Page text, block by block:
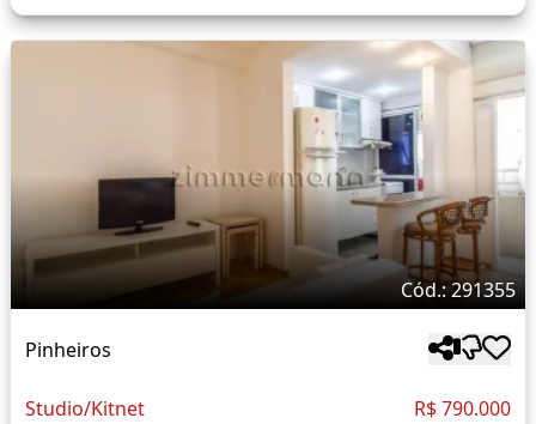
Cód.: 291355
Pinheiros
Studio/Kitnet R$ 790.000